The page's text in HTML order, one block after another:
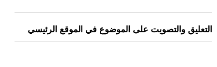
التعليق والتصويت على الموضوع في الموقع الرئيسي